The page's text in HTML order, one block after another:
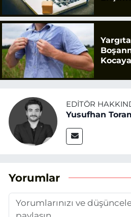
EDITÖR
Yusufhan
Yorumlar